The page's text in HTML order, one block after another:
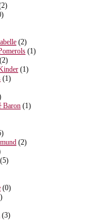
(2)
(1)
(2)
(1)
(1)
Baron (1)
(2)
(5)
(0)
(3)